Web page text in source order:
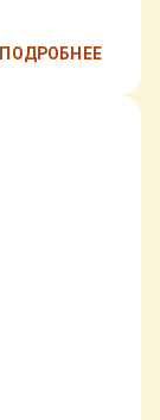
ПОДРОБНЕЕ